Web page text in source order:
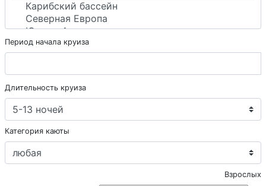
Период начала круиза
Длительность круиза
Категория каюты
Взрослых